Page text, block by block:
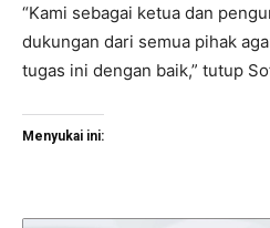
“Kami sebagai ketua dan
dukungan dari semua pihak
tugas ini dengan baik,” tutup
Menyukai ini: